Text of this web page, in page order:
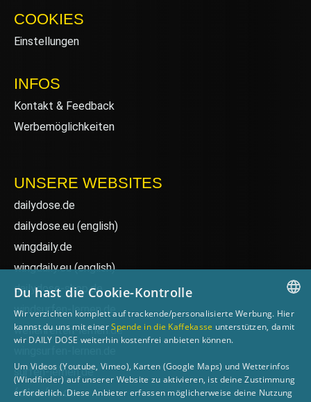
COOKIES
Einstellungen
INFOS
Kontakt & Feedback
Werbemöglichkeiten
UNSERE WEBSITES
dailydose.de
dailydose.eu (english)
wingdaily.de
wingdaily.eu(english)
dailydose-shop.de
windsurfen-lernen.de
wellenreiten-lernen.de
surfen-lernen.de
foilsurfen.de
GERMAN
Du hast die Cookie-Kontrolle
Wir verzichten komplett auf trackende/personalisierte Werbung. Hier
kannst du uns mit einerSpende in die Kaffekasse unterstützen, damit
wir DAILY DOSE weiterhin kostenfrei anbieten können.
Um Videos (Youtube, Vimeo), Karten (Google Maps) und Wetterinfos
(Windfinder) auf unserer Website zu aktivieren, ist deine Zustimmung
erforderlich. Diese Anbieter erfassen möglicherweise deine Nutzung